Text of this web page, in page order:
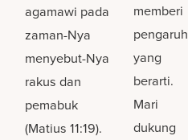
agamawi pada
zaman-Nya
menyebut-Nya
rakus dan
pemabuk
(Matius 11:19).
memberi
pengaruh
yang
berarti.
Mari
dukung